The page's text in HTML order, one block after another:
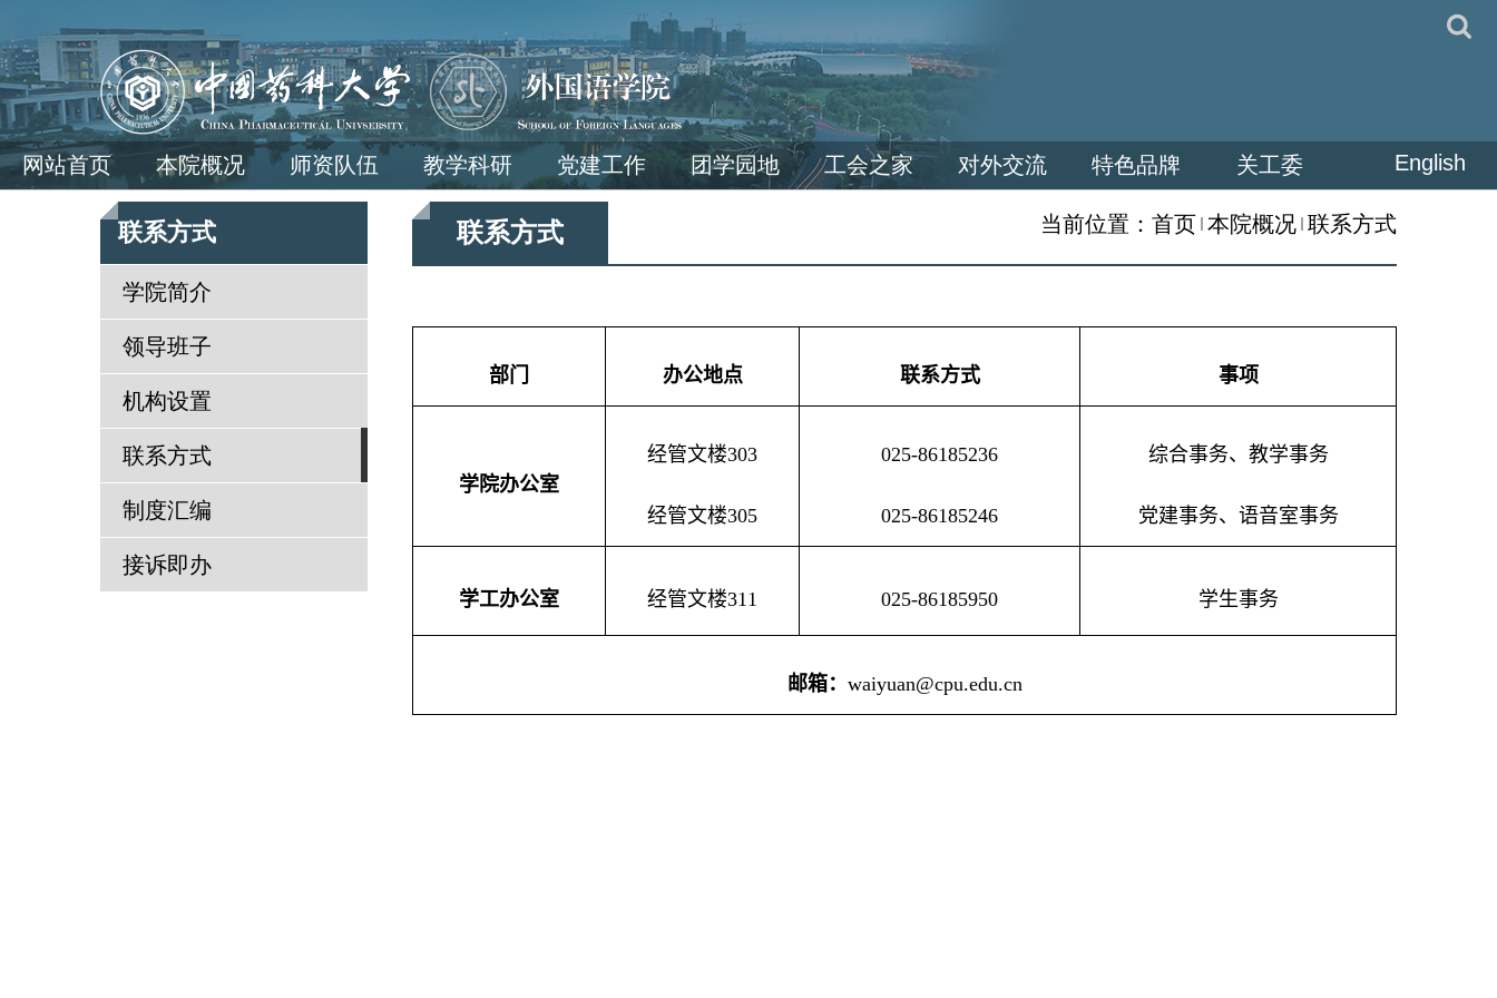
网站首页 本院概况 师资队伍 教学科研 党建工作 团学园地 工会之家 对外交流 特色品牌 关工委 English
联系方式
学院简介
领导班子
机构设置
联系方式
制度汇编
接诉即办
当前位置： 首页 本院概况 联系方式
联系方式
部门 办公地点 联系方式 事项
学院办公室
经管文楼303
经管文楼305
025-86185236
025-86185246
综合事务、 教学事务
党建事务、语音室事务
学工办公室 经管文楼311 025-86185950 学生事务
邮箱： waiyuan@cpu.edu.cn